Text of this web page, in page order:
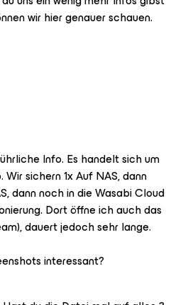
wir hier genauer schauen.
Info. Es handelt sich um
sichern 1x Auf NAS, dann
dann noch in die Wasabi Cloud
Dort öffne ich auch das
dauert jedoch sehr lange.
interessant?